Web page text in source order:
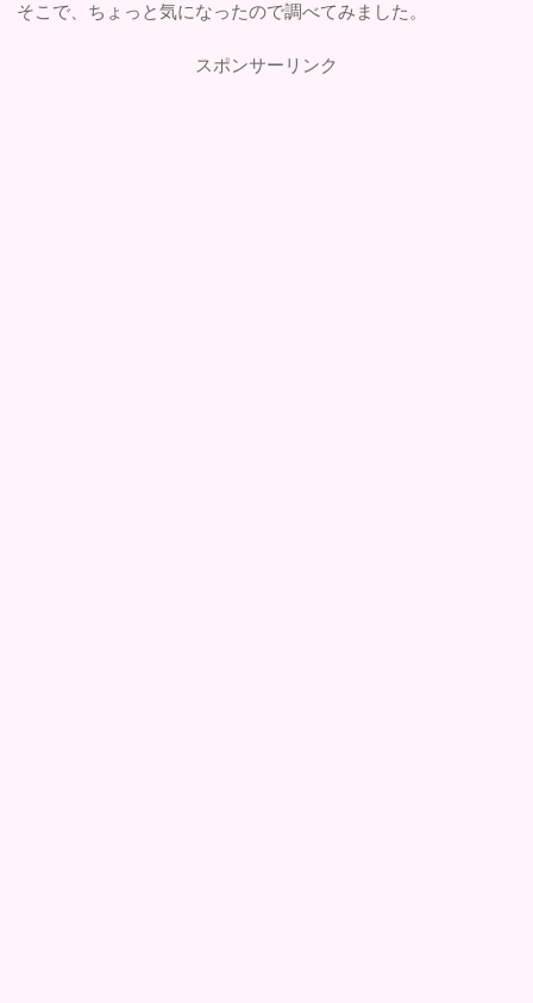
そこで、ちょっと気になったので調べてみました。
スポンサーリンク